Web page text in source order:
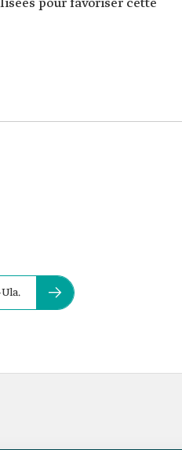
pour favoriser cette